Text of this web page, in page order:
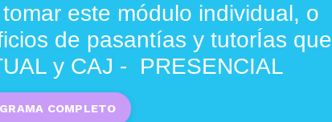
este módulo individual, o
de pasantías y tutorÍas que
y CAJ - PRESENCIAL
COMPLETO